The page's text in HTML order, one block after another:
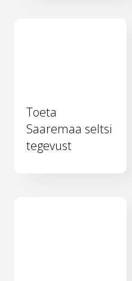
Toeta
Saaremaa seltsi
tegevust